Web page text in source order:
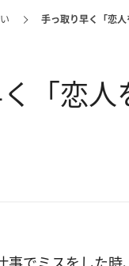
手っ取り早く「恋
「恋